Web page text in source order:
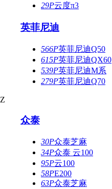
29P云度π3
英菲尼迪
566P英菲尼迪Q50
615P英菲尼迪QX60
539P英菲尼迪M系
279P英菲尼迪Q70
Z
众泰
30P众泰芝麻
34P众泰 云100
95P云100
58PE200
63P众泰芝麻